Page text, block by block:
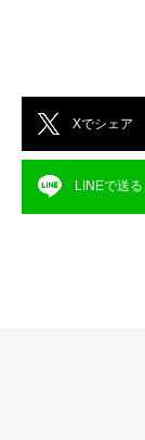
Xでシェア
LINEで送る